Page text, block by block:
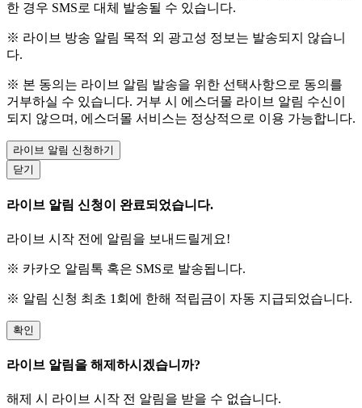
한 경우 SMS로 대체 발송될 수 있습니다.
※ 라이브 방송 알림 목적 외 광고성 정보는 발송되지 않습니
다.
※ 본 동의는 라이브 알림 발송을 위한 선택사항으로 동의를
거부하실 수 있습니다. 거부 시 에스더몰 라이브 알림 수신이
되지 않으며, 에스더몰 서비스는 정상적으로 이용 가능합니다.
라이브 알림 신청하기
닫기
라이브 알림 신청이 완료되었습니다.
라이브 시작 전에 알림을 보내드릴게요!
※ 카카오 알림톡 혹은 SMS로 발송됩니다.
※ 알림 신청 최초 1회에 한해 적립금이 자동 지급되었습니다.
확인
라이브 알림을 해제하시겠습니까?
해제 시 라이브 시작 전 알림을 받을 수 없습니다.